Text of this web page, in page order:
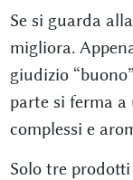
Se si guarda
migliora.
giudizio
parte si ferma
complessi e
Solo tre